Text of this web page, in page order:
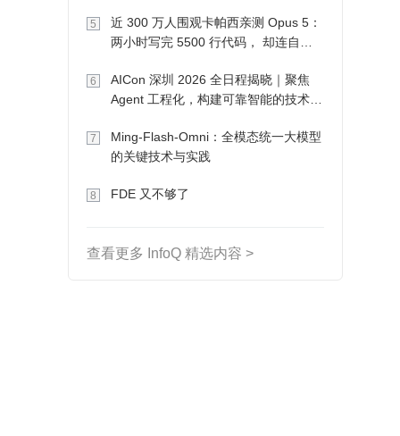
5
近 300 万人围观卡帕西亲测 Opus 5：
两小时写完 5500 行代码， 却连自己
6
AICon 深圳 2026 全日程揭晓｜聚焦
Agent 工程化，构建可靠智能的技术路
7
Ming-Flash-Omni：全模态统一大模型
的关键技术与实践
8 FDE 又不够了
查看更多 InfoQ 精选内容 >